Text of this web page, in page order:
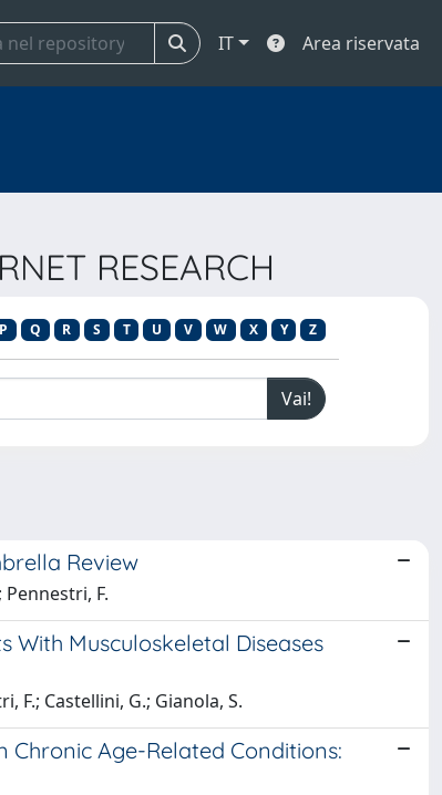
IT Area riservata
RESEARCH
P Q R S T U V W X Y Z
Review
Pennestri, F.
With Musculoskeletal Diseases
F.; Castellini, G.; Gianola, S.
Age-Related Conditions: